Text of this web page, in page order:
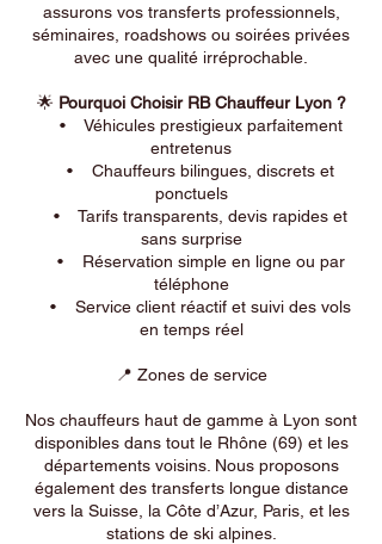
assurons vos transferts professionnels,
séminaires, roadshows ou soirées privées
avec une qualité irréprochable.
🌟 Pourquoi Choisir RB Chauffeur Lyon ?
• Véhicules prestigieux parfaitement
entretenus
• Chauffeurs bilingues, discrets et
ponctuels
• Tarifs transparents, devis rapides et
sans surprise
• Réservation simple en ligne ou par
téléphone
• Service client réactif et suivi des vols
en temps réel
📍 Zones de service
Nos chauffeurs haut de gamme à Lyon sont
disponibles dans tout le Rhône (69) et les
départements voisins. Nous proposons
également des transferts longue distance
vers la Suisse, la Côte d’Azur, Paris, et les
stations de ski alpines.